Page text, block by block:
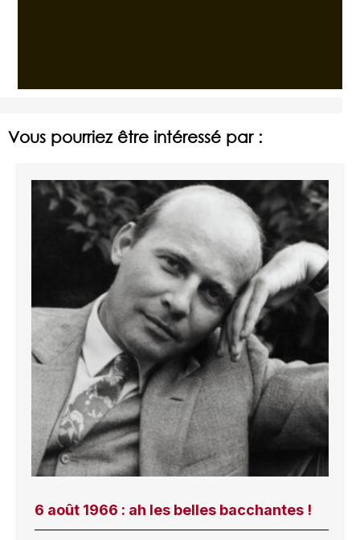
Vous pourriez être intéressé par :
6 août 1966 : ah les belles bacchantes !